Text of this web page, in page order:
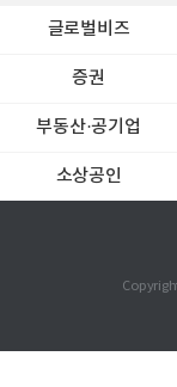
글로벌비즈
증권
부동산·공기업
소상공인